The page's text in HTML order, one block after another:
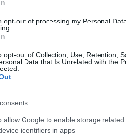
opt-out of processing my Personal
opt-out of Collection, Use, Retention,
Data that Is Unrelated with the
allow Google to enable storage
identifiers in apps.
Elbúcsúzott az F1
Majer Dániel - 2024. december 10.